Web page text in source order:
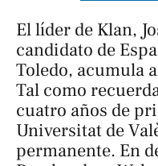
El líder de Klan,
candidato de
Toledo, acumula
Tal como
cuatro años de
Universitat de
permanente. En